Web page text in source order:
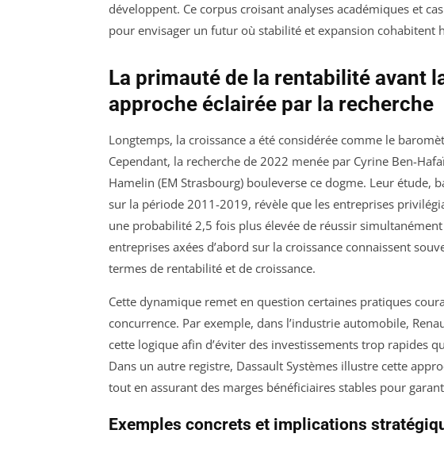
développent. Ce corpus croisant analyses académiques et
pour envisager un futur où stabilité et expansion cohabitent
La primauté de la rentabilité avant
approche éclairée par la recherche
Longtemps, la croissance a été considérée comme le
Cependant, la recherche de 2022 menée par Cyrine Ben-
Hamelin (EM Strasbourg) bouleverse ce dogme. Leur étude,
sur la période 2011-2019, révèle que les entreprises
une probabilité 2,5 fois plus élevée de réussir
entreprises axées d’abord sur la croissance connaissent
termes de rentabilité et de croissance.
Cette dynamique remet en question certaines pratiques
concurrence. Par exemple, dans l’industrie automobile,
cette logique afin d’éviter des investissements trop rapides
Dans un autre registre, Dassault Systèmes illustre cette
tout en assurant des marges bénéficiaires stables pour
Exemples concrets et implications